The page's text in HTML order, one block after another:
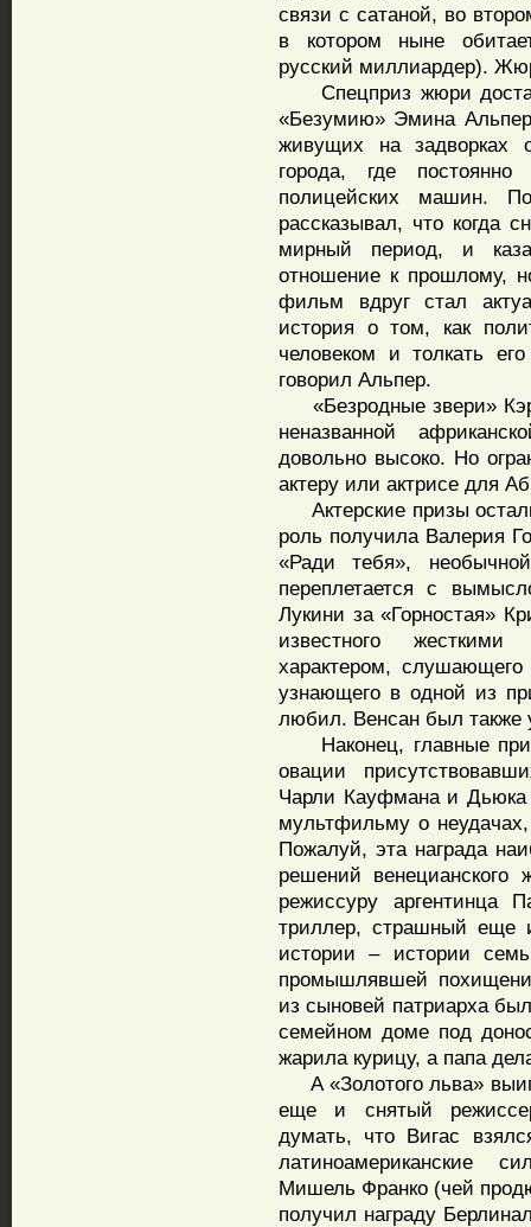
связи с сатаной, во
в котором ныне
русский миллиардер).
Спецприз жюри
«Безумию» Эмина
живущих на задворках
города, где
полицейских машин.
рассказывал, что когда
мирный период, и
отношение к прошлому,
фильм вдруг стал
история о том, как
человеком и толкать
говорил Альпер.
«Безродные звери»
неназванной
довольно высоко. Но
актеру или актрисе для
Актерские призы
роль получила Валерия
«Ради тебя»,
переплетается с
Лукини за «Горностая»
известного
характером,
узнающего в одной из
любил. Венсан был также
Наконец, главные
овации
Чарли Кауфмана и Дьюка
мультфильму о
Пожалуй, эта награда
решений
режиссуру аргентинца
триллер, страшный еще
истории – истории
промышлявшей
из сыновей патриарха
семейном доме под
жарила курицу, а папа
А «Золотого льва»
еще и снятый
думать, что Вигас
латиноамериканские
Мишель Франко (чей
получил награду